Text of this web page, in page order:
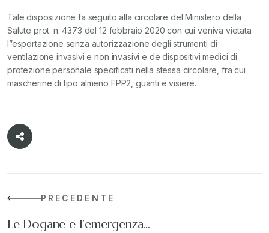
Tale disposizione fa seguito alla circolare del Ministero della
Salute prot. n. 4373 del 12 febbraio 2020 con cui veniva vietata
l”esportazione senza autorizzazione degli strumenti di
ventilazione invasivi e non invasivi e de dispositivi medici di
protezione personale specificati nella stessa circolare, fra cui
mascherine di tipo almeno FPP2, guanti e visiere.
PRECEDENTE
Le Dogane e l’emergenza…